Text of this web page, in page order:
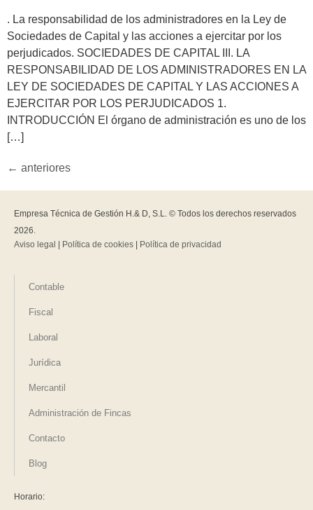
. La responsabilidad de los administradores en la Ley de
Sociedades de Capital y las acciones a ejercitar por los
perjudicados. SOCIEDADES DE CAPITAL III. LA
RESPONSABILIDAD DE LOS ADMINISTRADORES EN LA
LEY DE SOCIEDADES DE CAPITAL Y LAS ACCIONES A
EJERCITAR POR LOS PERJUDICADOS 1.
INTRODUCCIÓN El órgano de administración es uno de los
[…]
← anteriores
Empresa Técnica de Gestión H.& D, S.L. © Todos los derechos reservados
2026.
Aviso legal | Política de cookies | Política de privacidad
Contable
Fiscal
Laboral
Jurídica
Mercantil
Administración de Fincas
Contacto
Blog
Horario: